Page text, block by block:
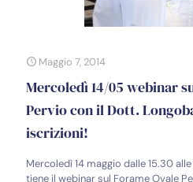
Maggio 7, 2014
Mercoledì 14/05 webinar
Pervio con il Dott.
iscrizioni!
Mercoledì 14 maggio dalle 15.30
tiene il webinar sul Forame Ovale